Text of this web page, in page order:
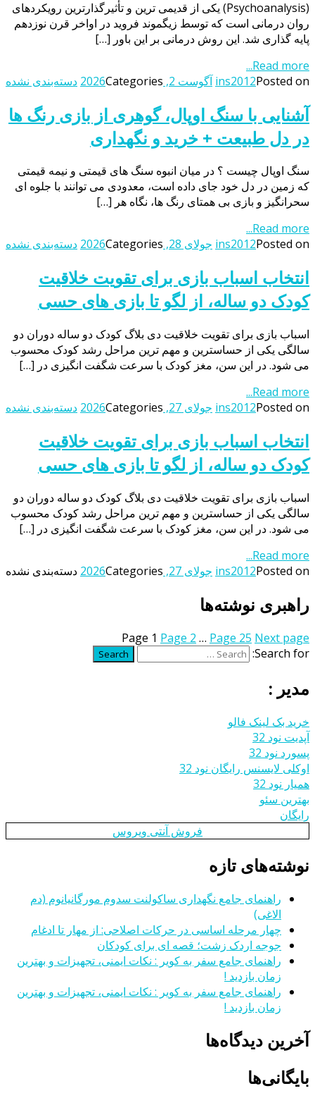
(Psychoanalysis) یکی از قدیمی ترین و تأثیرگذارترین رویکردهای
روان درمانی است که توسط زیگموند فروید در اواخر قرن نوزدهم
پایه گذاری شد. این روش درمانی بر این باور […]
Read more...
ins2012Posted on آگوست 2, 2026 Categories دسته‌بندی نشده
آشنایی با سنگ اوپال، گوهری از بازی رنگ ها
در دل طبیعت + خرید و نگهداری
سنگ اوپال چیست ؟ در میان انبوه سنگ های قیمتی و نیمه قیمتی
که زمین در دل خود جای داده است، معدودی می توانند با جلوه ای
سحرانگیز و بازی بی همتای رنگ ها، نگاه هر […]
Read more...
ins2012Posted on جولای 28, 2026 Categories دسته‌بندی نشده
انتخاب اسباب بازی برای تقویت خلاقیت
کودک دو ساله، از لگو تا بازی های حسی
اسباب بازی برای تقویت خلاقیت دی بلاگ کودک دو ساله دوران دو
سالگی یکی از حساسترین و مهم ترین مراحل رشد کودک محسوب
می شود. در این سن، مغز کودک با سرعت شگفت انگیزی در […]
Read more...
ins2012Posted on جولای 27, 2026 Categories دسته‌بندی نشده
انتخاب اسباب بازی برای تقویت خلاقیت
کودک دو ساله، از لگو تا بازی های حسی
اسباب بازی برای تقویت خلاقیت دی بلاگ کودک دو ساله دوران دو
سالگی یکی از حساسترین و مهم ترین مراحل رشد کودک محسوب
می شود. در این سن، مغز کودک با سرعت شگفت انگیزی در […]
Read more...
ins2012Posted on جولای 27, 2026 Categories دسته‌بندی نشده
راهبری نوشته‌ها
Page 1 Page 2 … Page 25 Next page
Search for:
Search
مدیر :
خرید بک لینک فالو
آپدیت نود 32
پسورد نود 32
اوکلی لایسنس رایگان نود 32
همیار نود 32
بهترین سئو
رایگان
فروش آنتی ویروس
نوشته‌های تازه
راهنمای جامع نگهداری ساکولنت سدوم مورگانیانوم (دم
الاغی)
چهار مرحله اساسی در حرکات اصلاحی: از مهار تا ادغام
جوجه اردک زشت؛ قصه ای برای کودکان
راهنمای جامع سفر به کویر : نکات ایمنی، تجهیزات و بهترین
زمان بازدید !
راهنمای جامع سفر به کویر : نکات ایمنی، تجهیزات و بهترین
زمان بازدید !
آخرین دیدگاه‌ها
بایگانی‌ها